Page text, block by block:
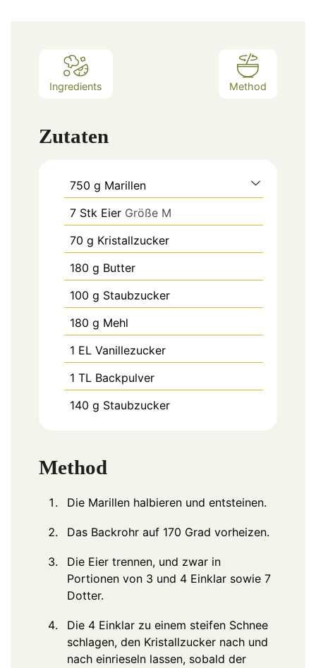
Ingredients Method
Zutaten
750 g Marillen
7 Stk Eier Größe M
70 g Kristallzucker
180 g Butter
100 g Staubzucker
180 g Mehl
1 EL Vanillezucker
1 TL Backpulver
140 g Staubzucker
Method
Die Marillen halbieren und entsteinen.
Das Backrohr auf 170 Grad vorheizen.
Die Eier trennen, und zwar in
Portionen von 3 und 4 Einklar sowie 7
Dotter.
Die 4 Einklar zu einem steifen Schnee
schlagen, den Kristallzucker nach und
nach einrieseln lassen, sobald der